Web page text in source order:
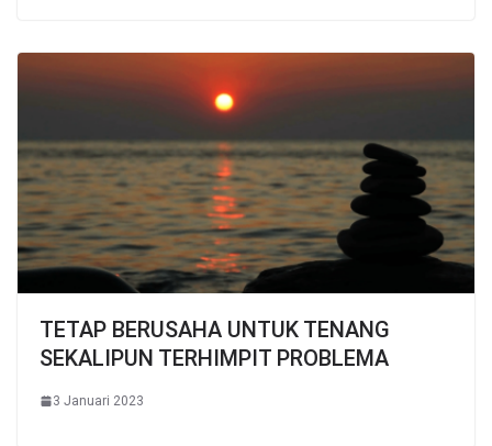
TETAP BERUSAHA UNTUK TENANG
SEKALIPUN TERHIMPIT PROBLEMA
3 Januari 2023